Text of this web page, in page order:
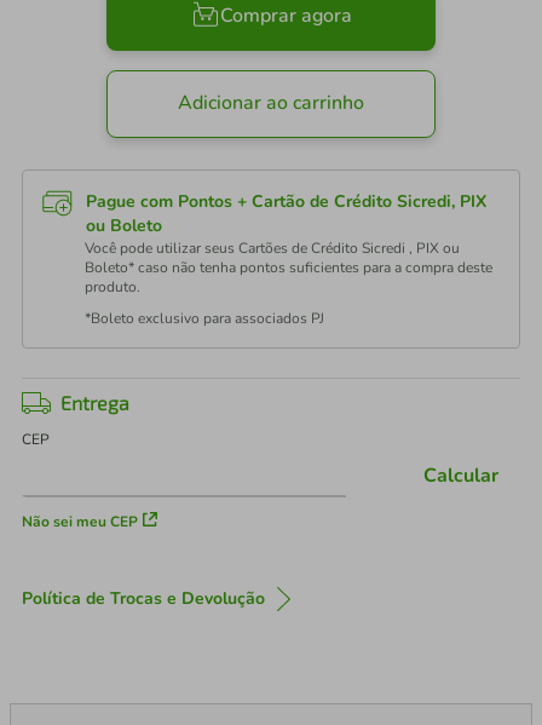
Comprar agora
Adicionar ao carrinho
Pague com Pontos + Cartão de Crédito Sicredi, PIX
ou Boleto
Você pode utilizar seus Cartões de Crédito Sicredi , PIX ou
Boleto* caso não tenha pontos suficientes para a compra deste
produto.
*Boleto exclusivo para associados PJ
Entrega
CEP
Não sei meu CEP
Calcular
Política de Trocas e Devolução